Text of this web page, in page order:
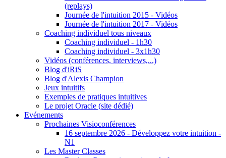
(replays)
Journée de l'intuition 2015 - Vidéos
Journée de l'intuition 2017 - Vidéos
Coaching individuel tous niveaux
Coaching individuel - 1h30
Coaching individuel - 3x1h30
Vidéos (conférences, interviews,...)
Blog d'iRiS
Blog d'Alexis Champion
Jeux intuitifs
Exemples de pratiques intuitives
Le projet Oracle (site dédié)
Evénements
Prochaines Visioconférences
16 septembre 2026 - Développez votre intuition -
N1
Les Master Classes